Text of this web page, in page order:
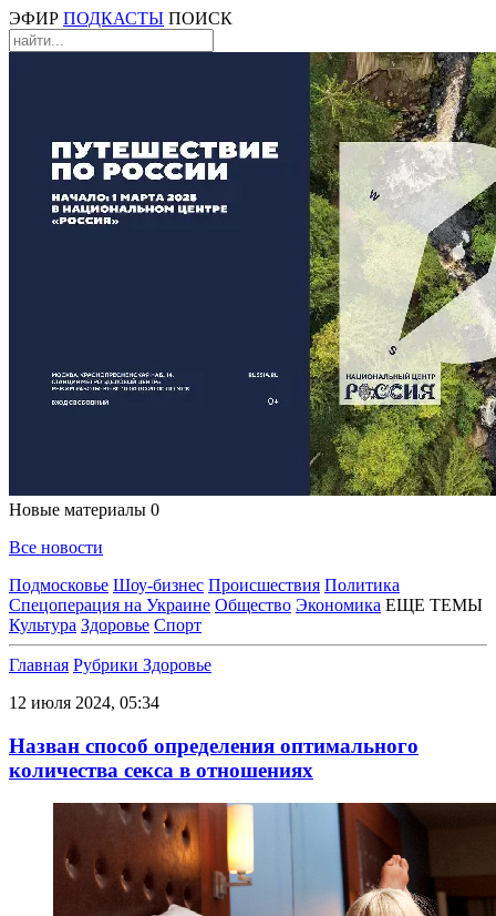
ЭФИР ПОДКАСТЫ ПОИСК
Новые материалы 0
Все новости
Подмосковье Шоу-бизнес Происшествия Политика
Спецоперация на Украине Общество Экономика ЕЩЕ ТЕМЫ
Культура Здоровье Спорт
Главная Рубрики Здоровье
12 июля 2024, 05:34
Назван способ определения оптимального
количества секса в отношениях